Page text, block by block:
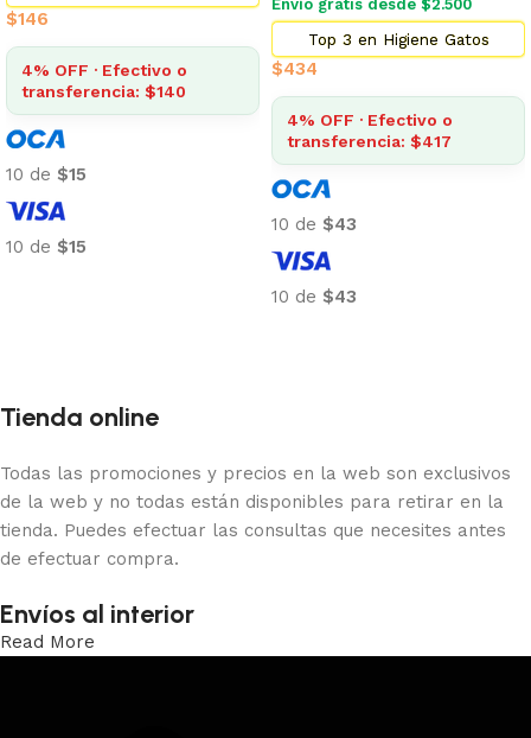
$146
4% OFF · Efectivo o
transferencia: $140
10 de $15
10 de $15
Envío gratis desde $2.500
Top 3 en Higiene Gatos
$434
4% OFF · Efectivo o
transferencia: $417
10 de $43
10 de $43
Tienda online
Todas las promociones y precios en la web son exclusivos
de la web y no todas están disponibles para retirar en la
tienda. Puedes efectuar las consultas que necesites antes
de efectuar compra.
Envíos al interior
Read More